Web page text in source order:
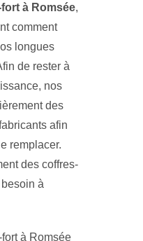
à Romsée,
comment
longues
de rester à
nos
des
afin
remplacer.
des coffres-
à
à Romsée